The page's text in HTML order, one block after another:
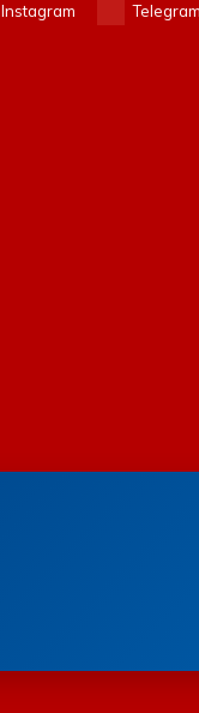
Instagram Telegram